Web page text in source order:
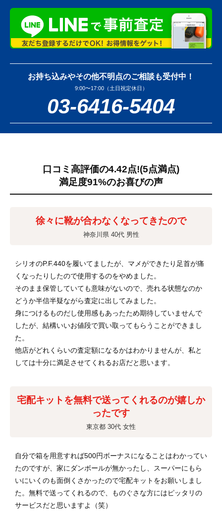
お持ち込みやその他不明点のご相談も受付中！
9:00〜17:00（土日祝定休日）
03-6416-5404
口コミ高評価の4.42点!(5点満点)
満足度91%のお喜びの声
徐々に靴が合わなくなってきたので
神奈川県 40代 男性
シリオのP.F.440を履いてましたが、マメができたり足首が痛
くなったりしたので使用するのをやめました。
そのまま保管していても意味がないので、売れる状態なのか
どうか半信半疑ながら査定に出してみました。
身につけるものだし使用感もあったため期待していませんで
したが、結構いいお値段で買い取ってもらうことができまし
た。
他店がどれくらいの査定額になるかはわかりませんが、私と
しては十分に満足させてくれるお店だと思います。
宅配キットを無料で送ってくれるのが嬉しか
ったです
東京都 30代 女性
自分で箱を用意すれば500円ボーナスになることはわかってい
たのですが、家にダンボールが無かったし、スーパーにもら
いにいくのも面倒くさかったので宅配キットをお願いしまし
た。無料で送ってくれるので、ものぐさな方にはピッタリの
サービスだと思いますよ（笑）